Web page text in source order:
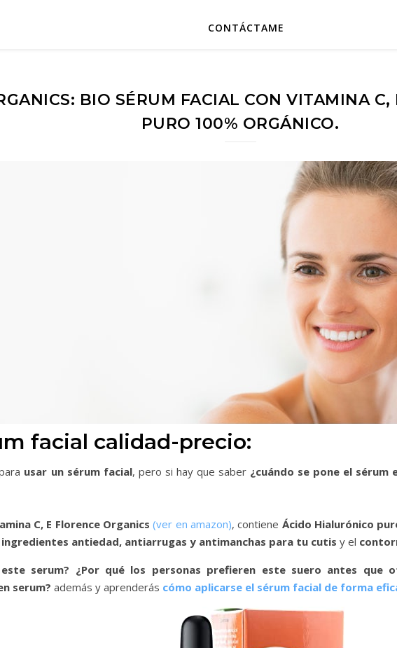
CONTÁCTAME
BIO SÉRUM FACIAL CON VITAMINA
PURO 100% ORGÁNICO.
facial calidad-precio:
usar un sérum facial, pero si hay que saber ¿cuándo se pone el sérum
C, E Florence Organics (ver en amazon), contiene Ácido Hialurónico
antiedad, antiarrugas y antimanchas para tu cutis y el
serum? ¿Por qué los personas prefieren este suero antes que
serum? además y aprenderás cómo aplicarse el sérum facial de forma